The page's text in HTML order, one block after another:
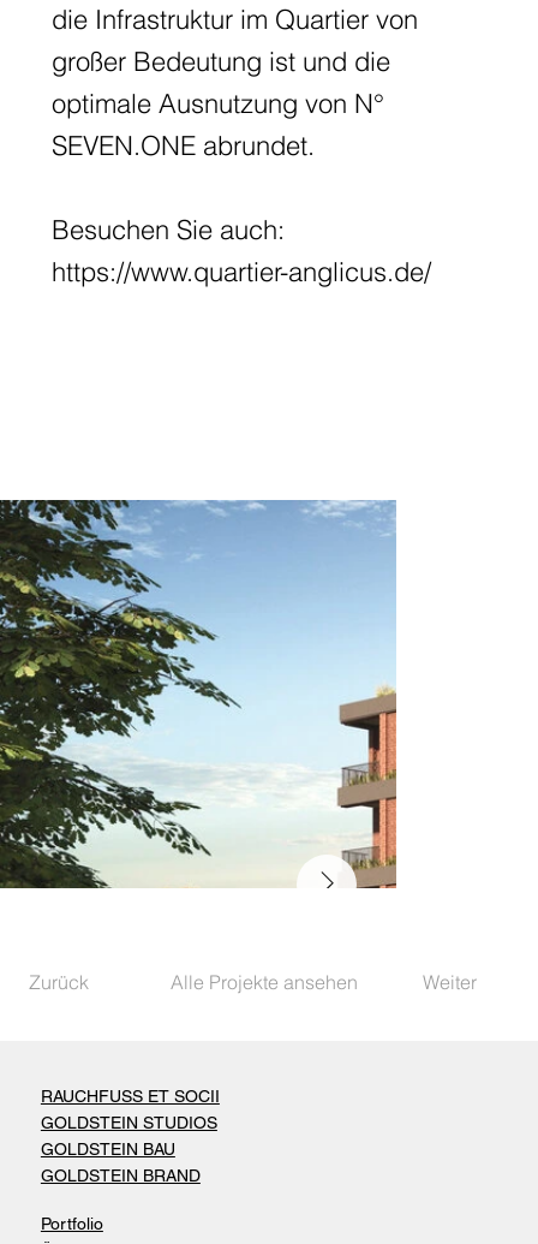
die Infrastruktur im Quartier von
großer Bedeutung ist und die
optimale Ausnutzung von N°
SEVEN.ONE abrundet.
Besuchen Sie auch:
https://www.quartier-anglicus.de/
Zurück Alle Projekte ansehen Weiter
RAUCHFUSS ET SOCII
GOLDSTEIN STUDIOS
GOLDSTEIN BAU
GOLDSTEIN BRAND
Portfolio